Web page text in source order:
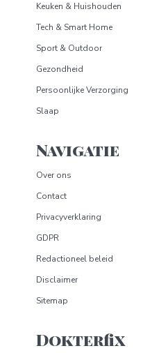
Keuken & Huishouden
Tech & Smart Home
Sport & Outdoor
Gezondheid
Persoonlijke Verzorging
Slaap
Navigatie
Over ons
Contact
Privacyverklaring
GDPR
Redactioneel beleid
Disclaimer
Sitemap
Dokterfix